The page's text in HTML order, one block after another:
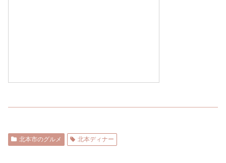
北本市のグルメ 北本ディナー